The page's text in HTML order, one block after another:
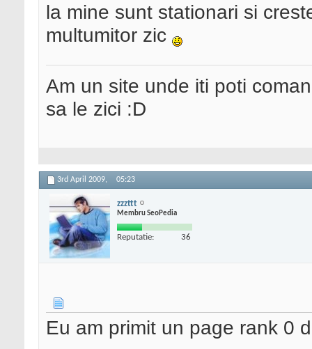
la mine sunt stationari si
multumitor zic
Am un site unde iti poti
sa le zici :D
3rd April 2009, 05:23
zzzttt
Membru SeoPedia
Reputatie: 36
Eu am primit un page rank 0